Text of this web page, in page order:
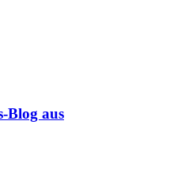
Blog aus